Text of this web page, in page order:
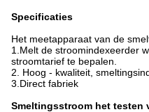
Specificaties
Het meetapparaat van de
1.Melt de stroomindexeerder
stroomtarief te bepalen.
2. Hoog - kwaliteit,
3.Direct fabriek
Smeltingsstroom het testen